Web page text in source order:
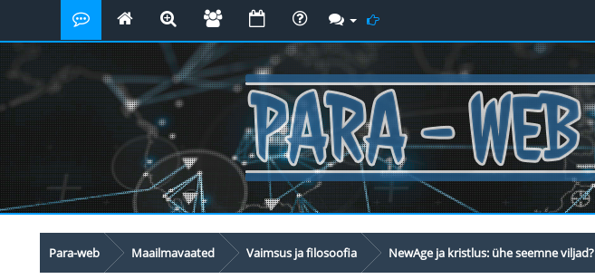
Para-web Maailmavaated Vaimsus ja filosoofia NewAge ja kristlus: ühe seemne viljad?